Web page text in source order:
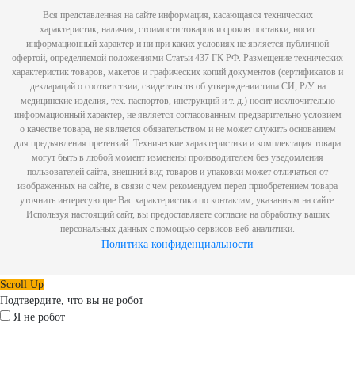
Вся представленная на сайте информация, касающаяся технических
характеристик, наличия, стоимости товаров и сроков поставки, носит
информационный характер и ни при каких условиях не является публичной
офертой, определяемой положениями Статьи 437 ГК РФ. Размещение технических
характеристик товаров, макетов и графических копий документов (сертификатов и
деклараций о соответствии, свидетельств об утверждении типа СИ, Р/У на
медицинские изделия, тех. паспортов, инструкций и т. д.) носит исключительно
информационный характер, не является согласованным предварительно условием
о качестве товара, не является обязательством и не может служить основанием
для предъявления претензий. Технические характеристики и комплектация товара
могут быть в любой момент изменены производителем без уведомления
пользователей сайта, внешний вид товаров и упаковки может отличаться от
изображенных на сайте, в связи с чем рекомендуем перед приобретением товара
уточнить интересующие Вас характеристики по контактам, указанным на сайте.
Используя настоящий сайт, вы предоставляете согласие на обработку ваших
персональных данных с помощью сервисов веб-аналитики.
Политика конфиденциальности
Scroll Up
Подтвердите, что вы не робот
Я не робот